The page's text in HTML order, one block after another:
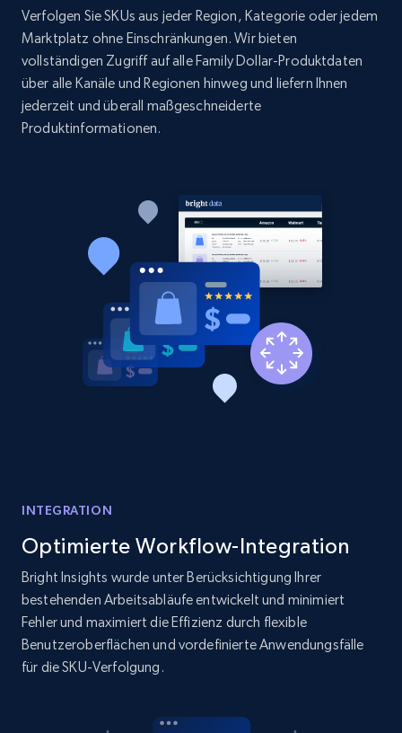
322+ Jetzt anfangen
Etsy - Collect data on products using
specified keywords
price, and more.
1.9K+ Jetzt anfangen
Etsy - Collects data from shop's URL
URL, Product id, Listing inventory id, Title, Rating,
Reviews count shop, Reviews count item, Initial
Amazon products search
Asin, URL, Name, Sponsored, Initial price, Final
price, Currency, Sold, and more.
1.6K+ 180+ Jetzt anfangen
Verfolgen Sie SKUs aus jeder Region, Kategorie oder jedem
Marktplatz ohne Einschränkungen. Wir bieten
vollständigen Zugriff auf alle Family Dollar-Produktdaten
über alle Kanäle und Regionen hinweg und liefern Ihnen
jederzeit und überall maßgeschneiderte
Produktinformationen.
INTEGRATION
Optimierte Workflow-Integration
Bright Insights wurde unter Berücksichtigung Ihrer
bestehenden Arbeitsabläufe entwickelt und minimiert
Fehler und maximiert die Effizienz durch flexible
Benutzeroberflächen und vordefinierte Anwendungsfälle
für die SKU-Verfolgung.